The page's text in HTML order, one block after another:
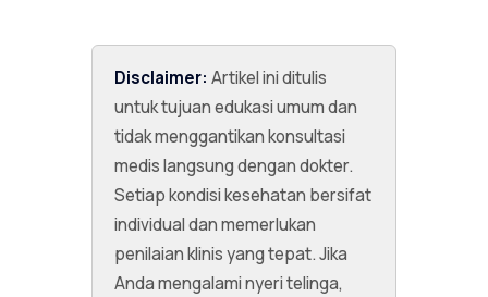
Disclaimer: Artikel ini ditulis
untuk tujuan edukasi umum dan
tidak menggantikan konsultasi
medis langsung dengan dokter.
Setiap kondisi kesehatan bersifat
individual dan memerlukan
penilaian klinis yang tepat. Jika
Anda mengalami nyeri telinga,